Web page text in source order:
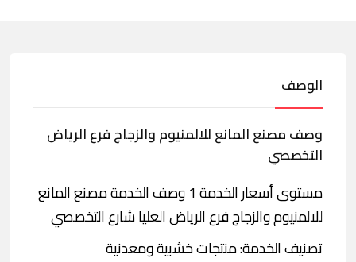
الوصف
وصف مصنع المانع للالمنيوم والزجاج فرع الرياض
التخصصي
مستوى أسعار الخدمة 1 وصف الخدمة مصنع المانع
للالمنيوم والزجاج فرع الرياض العليا شارع التخصصي
تصنيف الخدمة: منتجات خشبية ومعدنية